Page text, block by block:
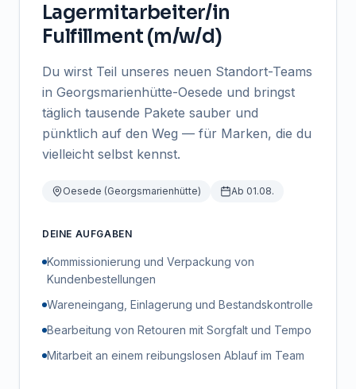
Lagermitarbeiter/in
Fulfillment (m/w/d)
Du wirst Teil unseres neuen Standort-Teams
in Georgsmarienhütte-Oesede und bringst
täglich tausende Pakete sauber und
pünktlich auf den Weg — für Marken, die du
vielleicht selbst kennst.
Oesede (Georgsmarienhütte) Ab 01.08.
DEINE AUFGABEN
Kommissionierung und Verpackung von
Kundenbestellungen
Wareneingang, Einlagerung und Bestandskontrolle
Bearbeitung von Retouren mit Sorgfalt und Tempo
Mitarbeit an einem reibungslosen Ablauf im Team